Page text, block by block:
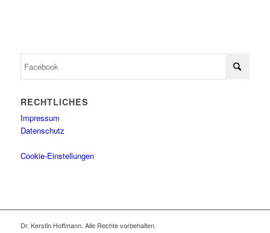
RECHTLICHES
Impressum
Datenschutz
Cookie-Einstellungen
Dr. Kerstin Hoffmann. Alle Rechte vorbehalten.